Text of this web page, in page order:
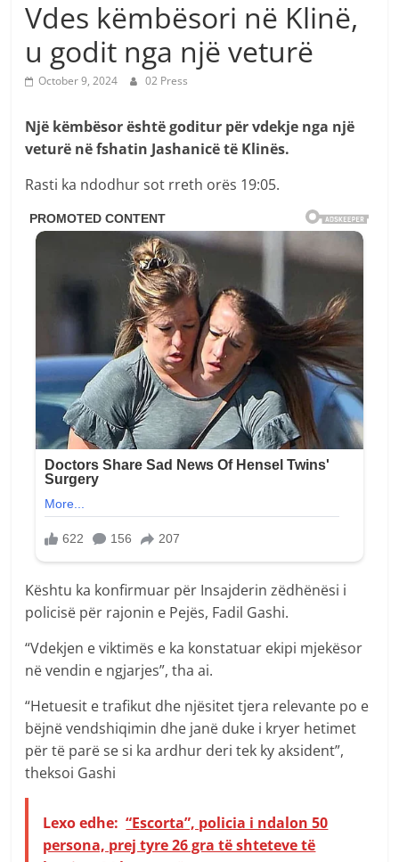
Vdes këmbësori në Klinë,
u godit nga një veturë
October 9, 2024 02 Press
Një këmbësor është goditur për vdekje nga një
veturë në fshatin Jashanicë të Klinës.
Rasti ka ndodhur sot rreth orës 19:05.
Kështu ka konfirmuar për Insajderin zëdhënësi i
policisë për rajonin e Pejës, Fadil Gashi.
“Vdekjen e viktimës e ka konstatuar ekipi mjekësor
në vendin e ngjarjes”, tha ai.
“Hetuesit e trafikut dhe njësitet tjera relevante po e
bëjnë vendshiqimin dhe janë duke i kryer hetimet
për të parë se si ka ardhur deri tek ky aksident”,
theksoi Gashi
Lexo edhe: “Escorta”, policia i ndalon 50
persona, prej tyre 26 gra të shteteve të